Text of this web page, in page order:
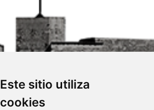
Este sitio utiliza
cookies